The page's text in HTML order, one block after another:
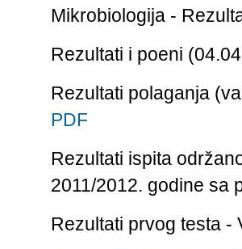
Mikrobiologija -
Rezultati i poeni
Rezultati polaganja
PDF
Rezultati ispita
2011/2012. godine sa
Rezultati prvog testa -